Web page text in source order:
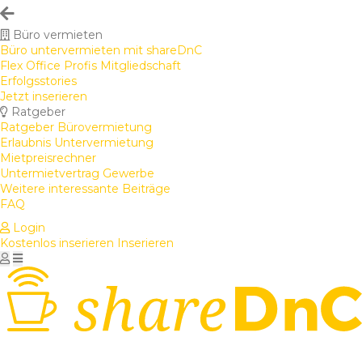
Büro vermieten
Büro untervermieten mit shareDnC
Flex Office Profis Mitgliedschaft
Erfolgsstories
Jetzt inserieren
Ratgeber
Ratgeber Bürovermietung
Erlaubnis Untervermietung
Mietpreisrechner
Untermietvertrag Gewerbe
Weitere interessante Beiträge
FAQ
Login
Kostenlos inserieren Inserieren